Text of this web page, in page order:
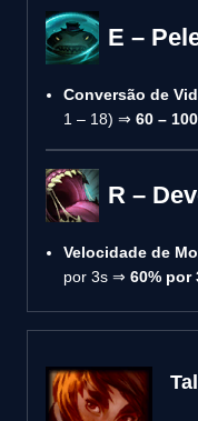
E –
Conversão de
1 – 18) ⇒ 60 –
R –
Velocidade de
por 3s ⇒ 60% por